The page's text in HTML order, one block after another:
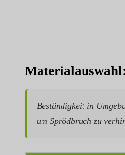
Beständigkeit in
um Sprödbruch zu